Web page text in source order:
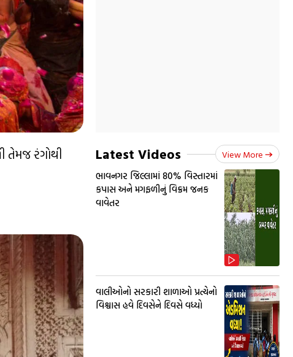
તેમજ રંગોથી
Latest Videos View More
ભાવનગર જિલ્લામાં 80% વિસ્તારમાં
કપાસ અને મગફળીનું વિક્રમ જનક
વાવેતર
વાલીઓનો સરકારી શાળાઓ પ્રત્યેનો
વિશ્વાસ હવે દિવસેને દિવસે વધ્યો